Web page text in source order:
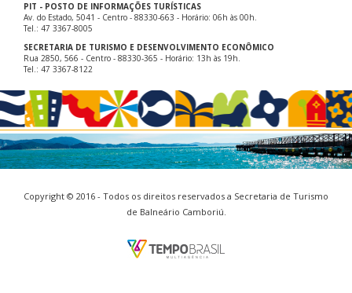
PIT - POSTO DE INFORMAÇÕES TURÍSTICAS
Av. do Estado, 5041 - Centro - 88330-663 - Horário: 06h às 00h.
Tel.: 47 3367-8005
SECRETARIA DE TURISMO E DESENVOLVIMENTO ECONÔMICO
Rua 2850, 566 - Centro - 88330-365 - Horário: 13h às 19h.
Tel.: 47 3367-8122
Copyright © 2016 - Todos os direitos reservados a Secretaria de Turismo
de Balneário Camboriú.